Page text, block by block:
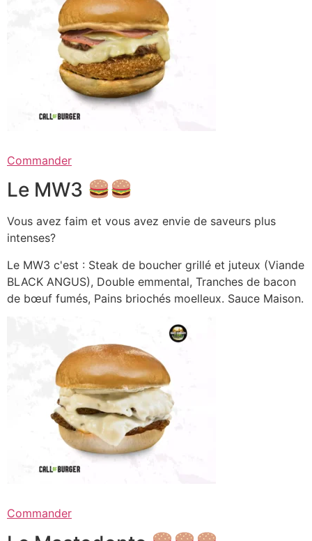
Commander
Le MW3
Vous avez faim et vous avez envie de saveurs plus
intenses?
Le MW3 c'est : Steak de boucher grillé et juteux (Viande
BLACK ANGUS), Double emmental, Tranches de bacon
de bœuf fumés, Pains briochés moelleux. Sauce Maison.
Commander